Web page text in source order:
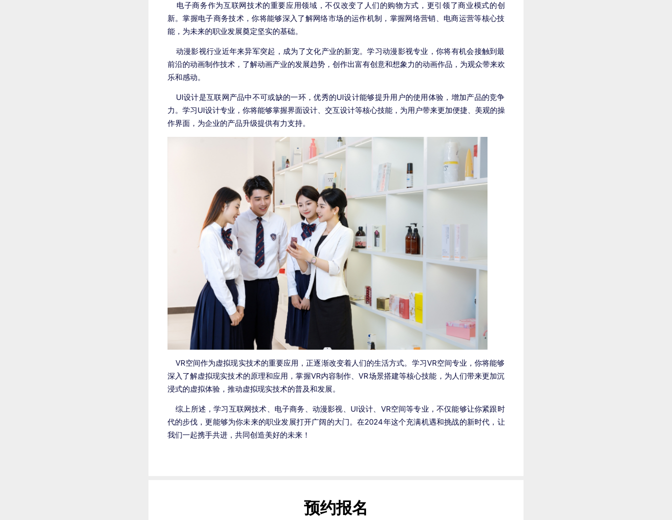
电子商务作为互联网技术的重要应用领域，不仅改变了人们的购物方式，更引领了商业模式的创
新。掌握电子商务技术，你将能够深入了解网络市场的运作机制，掌握网络营销、电商运营等核心技
能，为未来的职业发展奠定坚实的基础。
动漫影视行业近年来异军突起，成为了文化产业的新宠。学习动漫影视专业，你将有机会接触到最
前沿的动画制作技术，了解动画产业的发展趋势，创作出富有创意和想象力的动画作品，为观众带来欢
乐和感动。
UI设计是互联网产品中不可或缺的一环，优秀的UI设计能够提升用户的使用体验，增加产品的竞争
力。学习UI设计专业，你将能够掌握界面设计、交互设计等核心技能，为用户带来更加便捷、美观的操
作界面，为企业的产品升级提供有力支持。
VR空间作为虚拟现实技术的重要应用，正逐渐改变着人们的生活方式。学习VR空间专业，你将能够
深入了解虚拟现实技术的原理和应用，掌握VR内容制作、VR场景搭建等核心技能，为人们带来更加沉
浸式的虚拟体验，推动虚拟现实技术的普及和发展。
综上所述，学习互联网技术、电子商务、动漫影视、UI设计、VR空间等专业，不仅能够让你紧跟时
代的步伐，更能够为你未来的职业发展打开广阔的大门。在2024年这个充满机遇和挑战的新时代，让
我们一起携手共进，共同创造美好的未来！
预约报名